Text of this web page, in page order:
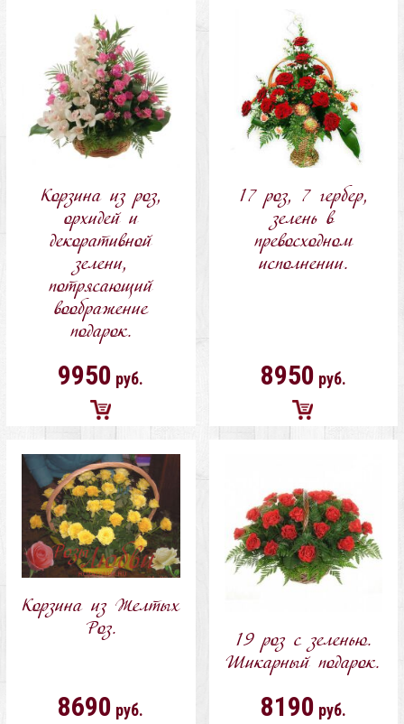
корзину
корзину
Корзина из роз,
орхидей и
декоративной
зелени,
потрясающий
воображение
подарок.
9950 руб.
Добавить
в
корзину
17 роз, 7 гербер,
зелень в
превосходном
исполнении.
8950 руб.
Добавить
Корзина из Желтых
Роз.
8690 руб.
19 роз с зеленью.
Шикарный подарок.
8190 руб.